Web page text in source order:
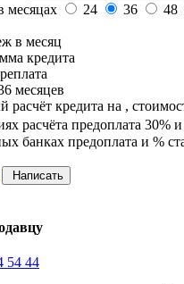
месяцах
24 36 48
в месяц
кредита
месяцев
расчёт кредита на ,
расчёта предоплата 30%
банках предоплата и %
Написать
54 44